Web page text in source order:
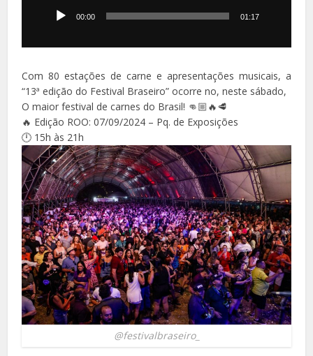
00:00 01:17
Com 80 estações de carne e apresentações musicais, a
“13ª edição do Festival Braseiro” ocorre no, neste sábado,
O maior festival de carnes do Brasil! 👊🏼🔥🥩
🔥 Edição ROO: 07/09/2024 – Pq. de Exposições
🕛 15h às 21h
@festivalbraseiro_